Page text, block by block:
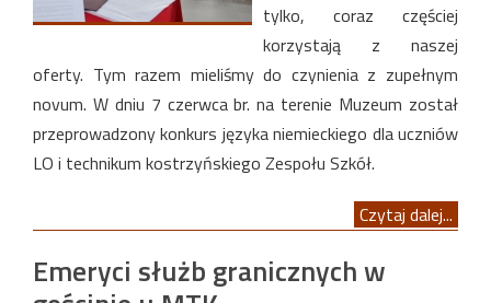
tylko, coraz częściej
korzystają z naszej
oferty. Tym razem mieliśmy do czynienia z zupełnym
novum. W dniu 7 czerwca br. na terenie Muzeum został
przeprowadzony konkurs języka niemieckiego dla uczniów
LO i technikum kostrzyńskiego Zespołu Szkół.
Czytaj dalej...
Emeryci służb granicznych w